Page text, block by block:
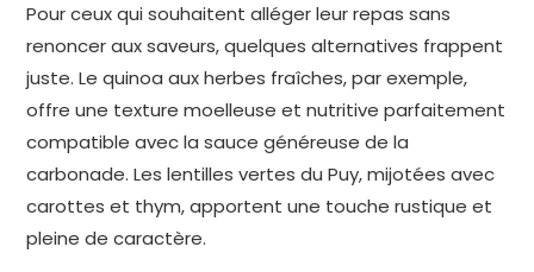
Pour ceux qui souhaitent alléger leur repas sans
renoncer aux saveurs, quelques alternatives frappent
juste. Le quinoa aux herbes fraîches, par exemple,
offre une texture moelleuse et nutritive parfaitement
compatible avec la sauce généreuse de la
carbonade. Les lentilles vertes du Puy, mijotées avec
carottes et thym, apportent une touche rustique et
pleine de caractère.